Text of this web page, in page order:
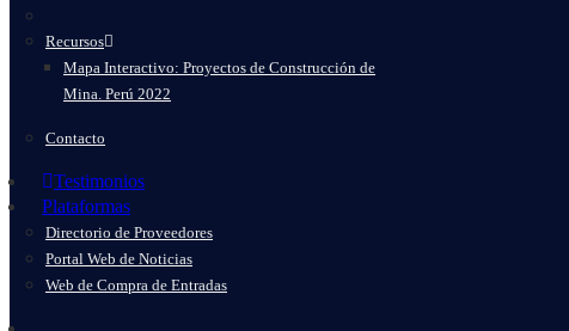
Recursos
Mapa Interactivo: Proyectos de Construcción de
Mina. Perú 2022
Contacto
Testimonios
Plataformas
Directorio de Proveedores
Portal Web de Noticias
Web de Compra de Entradas